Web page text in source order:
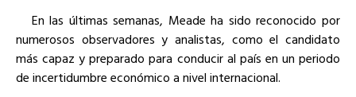
En las últimas semanas, Meade ha sido reconocido por
numerosos observadores y analistas, como el candidato
más capaz y preparado para conducir al país en un periodo
de incertidumbre económico a nivel internacional.